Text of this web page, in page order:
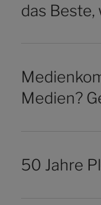
das Beste,
Medien?
50 Jahre